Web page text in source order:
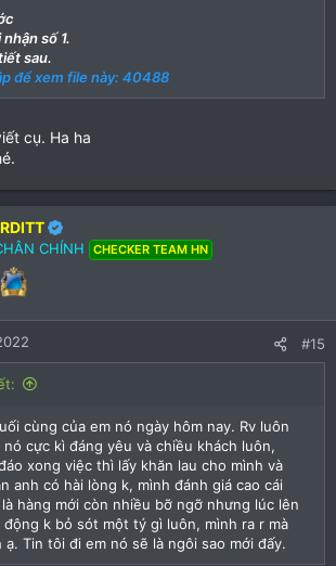
số 1.
sau.
để xem file này: 40488
cụ. Ha ha
CHÍNH CHECKER TEAM HN
#15
cùng của em nó ngày hôm nay. Rv luôn
nó cực kì đáng yêu và chiều khách luôn,
xong việc thì lấy khăn lau cho mình và
anh có hài lòng k, mình đánh giá cao cái
hàng mới còn nhiều bỡ ngỡ nhưng lúc lên
k bỏ sót một tý gì luôn, mình ra r mà
ạ. Tin tôi đi em nó sẽ là ngôi sao mới đấy.